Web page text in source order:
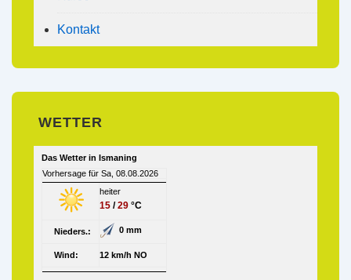
Kontakt
WETTER
Das Wetter in Ismaning
Vorhersage für Sa, 08.08.2026
heiter
15 /29 °C
Nieders.: 0 mm
Wind: 12 km/h NO